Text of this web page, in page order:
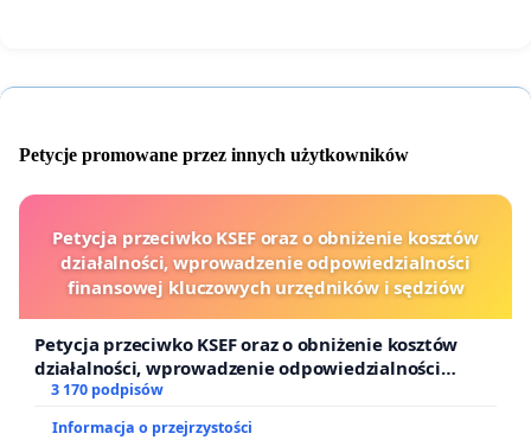
Petycje promowane przez innych użytkowników
Petycja przeciwko KSEF oraz o obniżenie kosztów
działalności, wprowadzenie odpowiedzialności
finansowej kluczowych urzędników i sędziów
Petycja przeciwko KSEF oraz o obniżenie kosztów
działalności, wprowadzenie odpowiedzialności
finansowej kluczowych urzędników i sędziów
3 170 podpisów
Informacja o przejrzystości